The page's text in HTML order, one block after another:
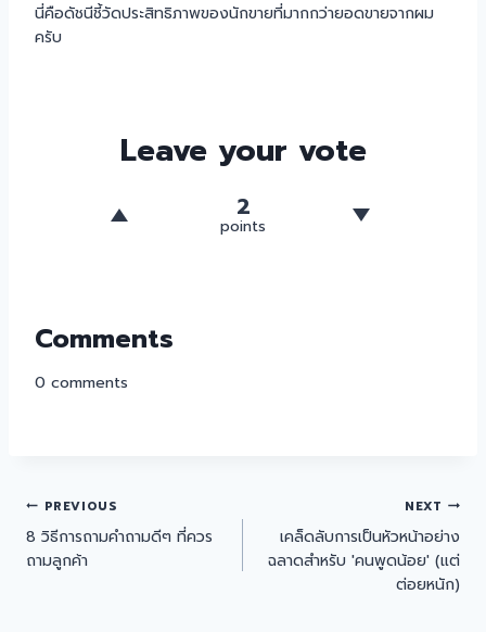
นี่คือดัชนีชี้วัดประสิทธิภาพของนักขายที่มากกว่ายอดขายจากผม
ครับ
Leave your vote
2
points
Comments
0 comments
PREVIOUS
8 วิธีการถามคำถามดีๆ ที่ควร
ถามลูกค้า
NEXT
เคล็ดลับการเป็นหัวหน้าอย่าง
ฉลาดสำหรับ 'คนพูดน้อย' (แต่
ต่อยหนัก)